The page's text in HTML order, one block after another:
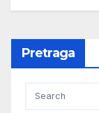
Pretraga